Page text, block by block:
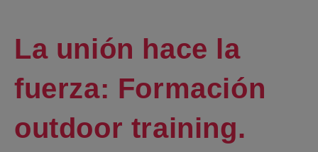
La unión hace la
fuerza: Formación
outdoor training.